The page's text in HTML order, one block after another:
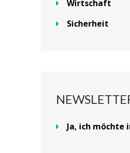
Wirtschaft
Sicherheit
Ja, ich